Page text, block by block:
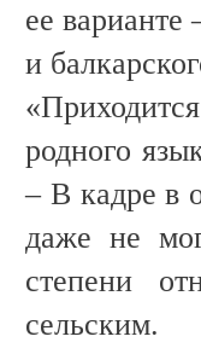
ее варианте
и
родного
– В кадре в
даже не
степени
сельским.